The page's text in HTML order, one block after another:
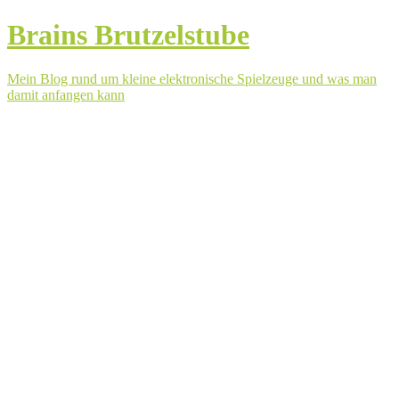
Brains Brutzelstube
Mein Blog rund um kleine elektronische Spielzeuge und was man
damit anfangen kann